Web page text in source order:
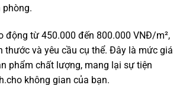
phòng.
động từ 450.000 đến 800.000 VNĐ/m²,
thước và yêu cầu cụ thể. Đây là mức giá
phẩm chất lượng, mang lại sự tiện
không gian của bạn.